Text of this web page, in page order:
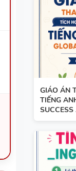
GIÁO ÁN
TIẾNG
SUCCESS